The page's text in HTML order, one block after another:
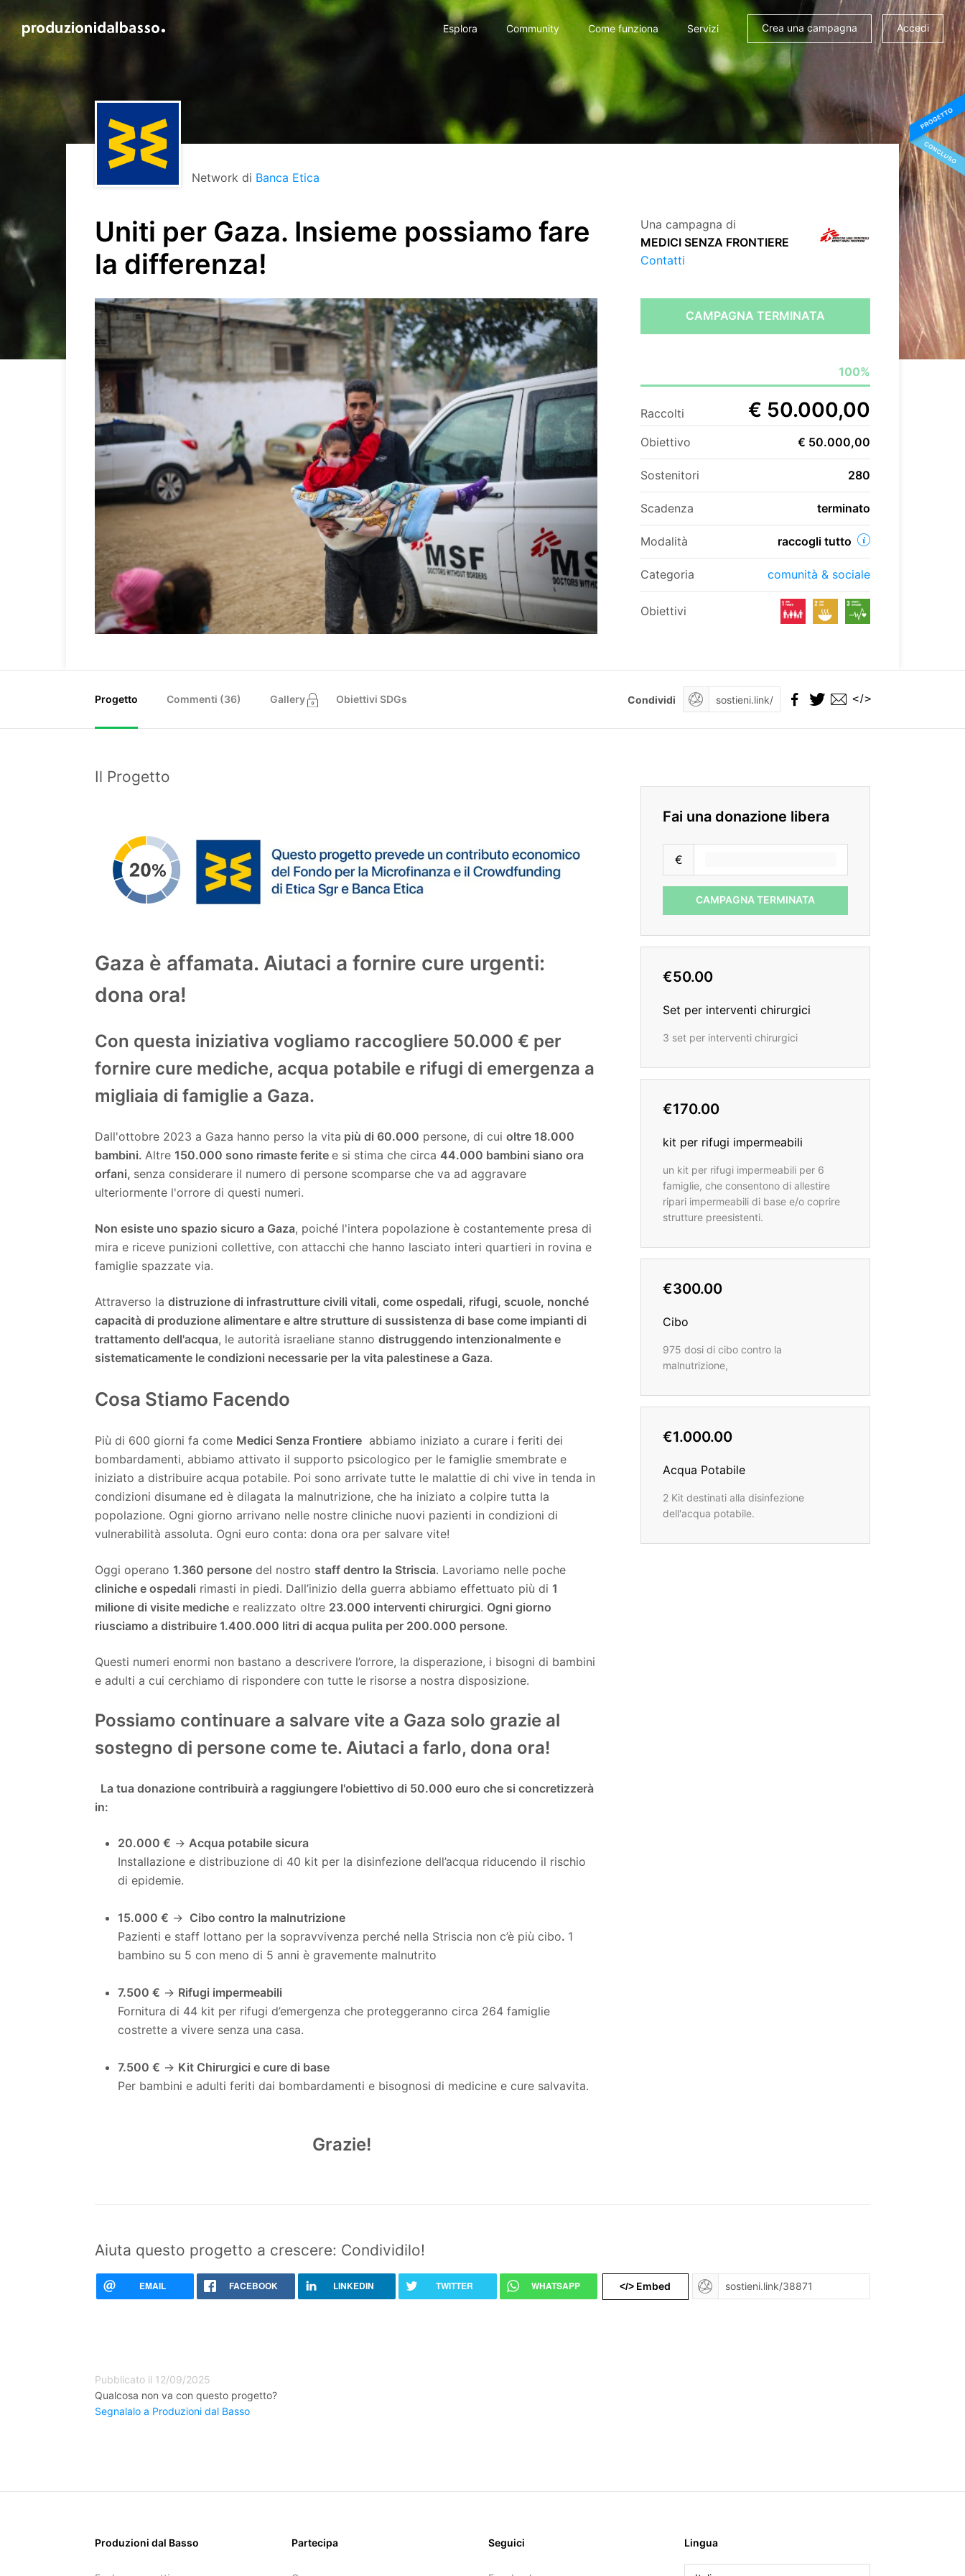
Esplora Community Come funziona Servizi Crea una campagna Accedi
Network di Banca Etica
Uniti per Gaza. Insieme possiamo fare
la differenza!
Una campagna di
MEDICI SENZA FRONTIERE
Contatti
CAMPAGNA TERMINATA
100%
Raccolti € 50.000,00
Obiettivo € 50.000,00
Sostenitori 280
Scadenza terminato
Modalità raccogli tutto
Categoria comunità & sociale
Obiettivi
Progetto Commenti (36) Gallery Obiettivi SDGs Condividi </>
Il Progetto
Gaza è affamata. Aiutaci a fornire cure urgenti:
dona ora!
Con questa iniziativa vogliamo raccogliere 50.000 € per
fornire cure mediche, acqua potabile e rifugi di emergenza a
migliaia di famiglie a Gaza.
Dall'ottobre 2023 a Gaza hanno perso la vita più di 60.000 persone, di cui oltre 18.000
bambini. Altre 150.000 sono rimaste ferite e si stima che circa 44.000 bambini siano ora
orfani, senza considerare il numero di persone scomparse che va ad aggravare
ulteriormente l'orrore di questi numeri.
Non esiste uno spazio sicuro a Gaza, poiché l'intera popolazione è costantemente presa di
mira e riceve punizioni collettive, con attacchi che hanno lasciato interi quartieri in rovina e
famiglie spazzate via.
Attraverso la distruzione di infrastrutture civili vitali, come ospedali, rifugi, scuole, nonché
capacità di produzione alimentare e altre strutture di sussistenza di base come impianti di
trattamento dell'acqua, le autorità israeliane stanno distruggendo intenzionalmente e
sistematicamente le condizioni necessarie per la vita palestinese a Gaza.
Cosa Stiamo Facendo
Più di 600 giorni fa come Medici Senza Frontiere abbiamo iniziato a curare i feriti dei
bombardamenti, abbiamo attivato il supporto psicologico per le famiglie smembrate e
iniziato a distribuire acqua potabile. Poi sono arrivate tutte le malattie di chi vive in tenda in
condizioni disumane ed è dilagata la malnutrizione, che ha iniziato a colpire tutta la
popolazione. Ogni giorno arrivano nelle nostre cliniche nuovi pazienti in condizioni di
vulnerabilità assoluta. Ogni euro conta: dona ora per salvare vite!
Oggi operano 1.360 persone del nostro staff dentro la Striscia. Lavoriamo nelle poche
cliniche e ospedali rimasti in piedi. Dall’inizio della guerra abbiamo effettuato più di 1
milione di visite mediche e realizzato oltre 23.000 interventi chirurgici. Ogni giorno
riusciamo a distribuire 1.400.000 litri di acqua pulita per 200.000 persone.
Questi numeri enormi non bastano a descrivere l’orrore, la disperazione, i bisogni di bambini
e adulti a cui cerchiamo di rispondere con tutte le risorse a nostra disposizione.
Possiamo continuare a salvare vite a Gaza solo grazie al
sostegno di persone come te. Aiutaci a farlo, dona ora!
La tua donazione contribuirà a raggiungere l'obiettivo di 50.000 euro che si concretizzerà
in:
20.000 € → Acqua potabile sicura
Installazione e distribuzione di 40 kit per la disinfezione dell’acqua riducendo il rischio
di epidemie.
15.000 € → Cibo contro la malnutrizione
Pazienti e staff lottano per la sopravvivenza perché nella Striscia non c’è più cibo. 1
bambino su 5 con meno di 5 anni è gravemente malnutrito
7.500 € → Rifugi impermeabili
Fornitura di 44 kit per rifugi d’emergenza che proteggeranno circa 264 famiglie
costrette a vivere senza una casa.
7.500 € → Kit Chirurgici e cure di base
Per bambini e adulti feriti dai bombardamenti e bisognosi di medicine e cure salvavita.
Grazie!
Fai una donazione libera
€
CAMPAGNA TERMINATA
€50.00
Set per interventi chirurgici
3 set per interventi chirurgici
€170.00
kit per rifugi impermeabili
un kit per rifugi impermeabili per 6
famiglie, che consentono di allestire
ripari impermeabili di base e/o coprire
strutture preesistenti.
€300.00
Cibo
975 dosi di cibo contro la
malnutrizione,
€1.000.00
Acqua Potabile
2 Kit destinati alla disinfezione
dell'acqua potabile.
Aiuta questo progetto a crescere: Condividilo!
EMAIL FACEBOOK LINKEDIN TWITTER WHATSAPP </> Embed
Pubblicato il 12/09/2025
Qualcosa non va con questo progetto?
Segnalalo a Produzioni dal Basso
Produzioni dal Basso Partecipa Seguici Lingua